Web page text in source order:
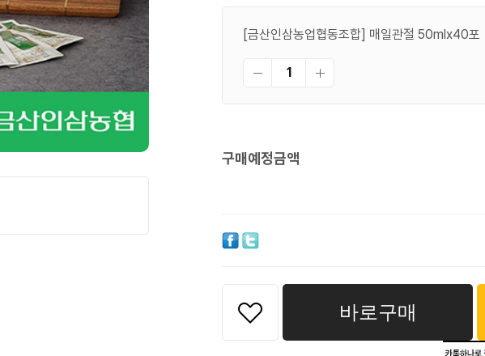
[금산인삼농업협동조합] 매일관절 50mlx40포
구매예정금액
바로구매